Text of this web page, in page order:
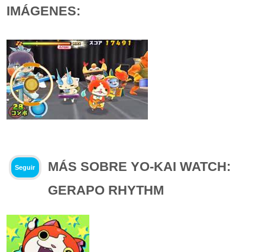
IMÁGENES:
Seguir
MÁS SOBRE YO-KAI WATCH:
GERAPO RHYTHM